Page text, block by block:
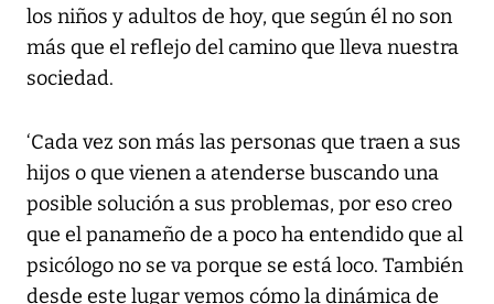
los niños y adultos de hoy, que según él no son
más que el reflejo del camino que lleva nuestra
sociedad.
‘Cada vez son más las personas que traen a sus
hijos o que vienen a atenderse buscando una
posible solución a sus problemas, por eso creo
que el panameño de a poco ha entendido que al
psicólogo no se va porque se está loco. También
desde este lugar vemos cómo la dinámica de